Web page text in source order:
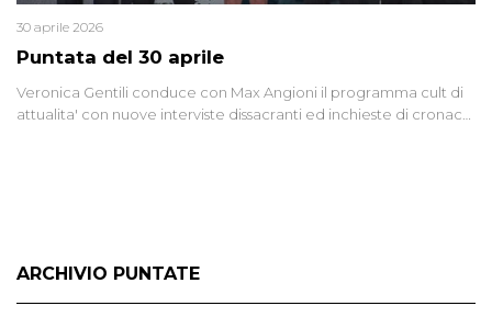
Puntata del 30 aprile
30 aprile 2026
Veronica Gentili conduce con Max Angioni il programma cult di
attualita' con nuove interviste dissacranti ed inchieste di cronaca
ARCHIVIO PUNTATE